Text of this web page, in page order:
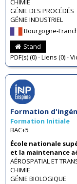
CHIMIE
GÉNIE DES PROCÉDÉS
GÉNIE INDUSTRIEL
Bourgogne-
Stand
PDF(s) (0) - Liens (0) -
Formation
Formation Initiale
BAC+5
École nationale
et la maintenance
AÉROSPATIAL ET
CHIMIE
GÉNIE BIOLOGIQUE